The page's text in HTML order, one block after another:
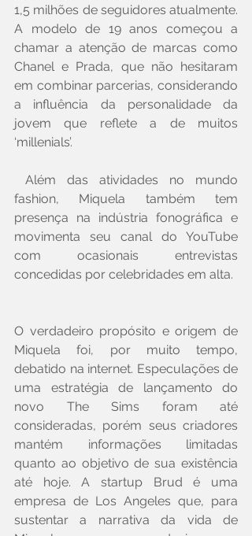
1,5 milhões de seguidores atualmente.
A modelo de 19 anos começou a
chamar a atenção de marcas como
Chanel e Prada, que não hesitaram
em combinar parcerias, considerando
a influência da personalidade da
jovem que reflete a de muitos
‘millenials’.
fashion, Miquela também tem
presença na indústria fonográfica e
movimenta seu canal do YouTube
com ocasionais entrevistas
concedidas por celebridades em alta.
O verdadeiro propósito e origem de
Miquela foi, por muito tempo,
debatido na internet. Especulações de
uma estratégia de lançamento do
novo The Sims foram até
consideradas, porém seus criadores
mantém informações limitadas
quanto ao objetivo de sua existência
até hoje. A startup Brud é uma
empresa de Los Angeles que, para
sustentar a narrativa da vida de